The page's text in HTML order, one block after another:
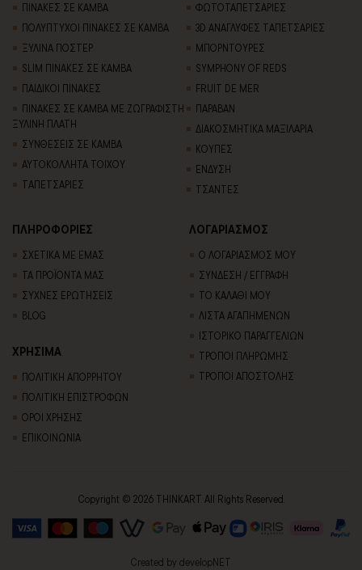
ΠΙΝΑΚΕΣ ΣΕ ΚΑΜΒΑ
ΠΟΛΥΠΤΥΧΟΙ ΠΙΝΑΚΕΣ ΣΕ ΚΑΜΒΑ
ΞΥΛΙΝΑ ΠΟΣΤΕΡ
SLIM ΠΙΝΑΚΕΣ ΣΕ ΚΑΜΒΑ
ΠΑΙΔΙΚΟΙ ΠΙΝΑΚΕΣ
ΠΙΝΑΚΕΣ ΣΕ ΚΑΜΒΑ ΜΕ ΖΩΓΡΑΦΙΣΤΗ
ΞΥΛΙΝΗ ΠΛΑΤΗ
ΣΥΝΘΕΣΕΙΣ ΣΕ ΚΑΜΒΑ
ΑΥΤΟΚΟΛΛΗΤΑ ΤΟΙΧΟΥ
TΑΠΕΤΣΑΡΙΕΣ
ΦΩΤΟΤΑΠΕΤΣΑΡΙΕΣ
3D AΝΑΓΛΥΦΕΣ TΑΠΕΤΣΑΡΙΕΣ
ΜΠΟΡΝΤΟΥΡΕΣ
SYMPHONY OF REDS
FRUIT DE MER
ΠΑΡΑΒΑΝ
ΔΙΑΚΟΣΜΗΤΙΚΑ ΜΑΞΙΛΑΡΙΑ
ΚΟΥΠΕΣ
ΕΝΔΥΣΗ
ΤΣΑΝΤΕΣ
ΠΛΗΡΟΦΟΡΙΕΣ
ΣΧΕΤΙΚΑ ΜΕ ΕΜΑΣ
ΤΑ ΠΡΟΪΟΝΤΑ ΜΑΣ
ΣΥΧΝΕΣ ΕΡΩΤΗΣΕΙΣ
BLOG
ΛΟΓΑΡΙΑΣΜΟΣ
Ο ΛΟΓΑΡΙΑΣΜΟΣ ΜΟΥ
ΣΥΝΔΕΣΗ / ΕΓΓΡΑΦΗ
ΤΟ ΚΑΛΑΘΙ ΜΟΥ
ΛΙΣΤΑ ΑΓΑΠΗΜΕΝΩΝ
ΙΣΤΟΡΙΚΟ ΠΑΡΑΓΓΕΛΙΩΝ
ΤΡΟΠΟΙ ΠΛΗΡΩΜΗΣ
ΤΡΟΠΟΙ ΑΠΟΣΤΟΛΗΣ
ΧΡΗΣΙΜΑ
ΠΟΛΙΤΙΚΗ ΑΠΟΡΡΗΤΟΥ
ΠΟΛΙΤΙΚΗ ΕΠΙΣΤΡΟΦΩΝ
ΟΡΟΙ ΧΡΗΣΗΣ
ΕΠΙΚΟΙΝΩΝΙΑ
Copyright © 2026 THINKART. All Rights Reserved.
Created by developNET